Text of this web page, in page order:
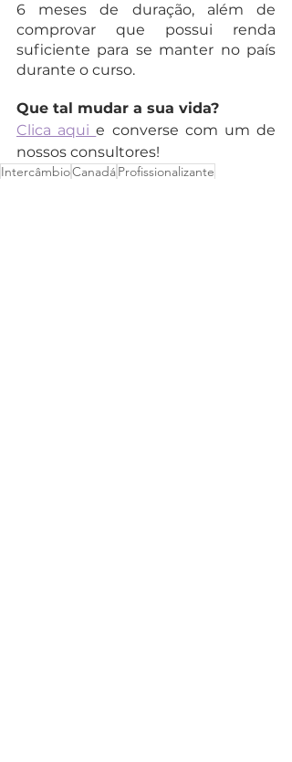
6 meses de duração, além de
comprovar que possui renda
suficiente para se manter no país
durante o curso.
Que tal mudar a sua vida?
Clica aqui e converse com um de
nossos consultores!
IntercâmbioCanadáProfissionalizante